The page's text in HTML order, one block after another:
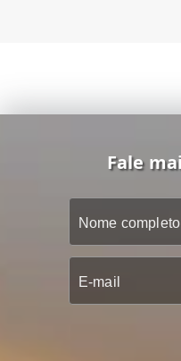
Fale